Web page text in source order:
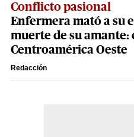
Conflicto pasional
Enfermera mató a su
muerte de su amante:
Centroamérica Oeste
Redacción